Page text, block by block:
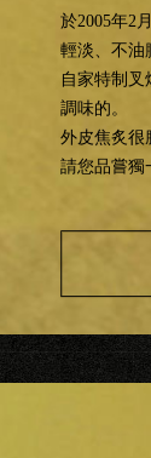
於2005年2
輕淡、不油
自家特制
調味的。
外皮焦炙很
請您品嘗獨